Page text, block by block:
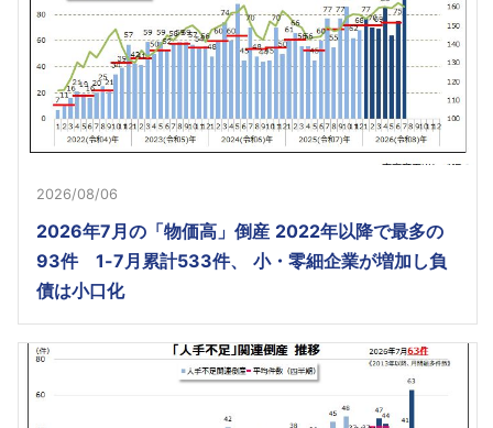
2026/08/06
2026年7月の「物価高」倒産 2022年以降で最多の
93件 1-7月累計533件、 小・零細企業が増加し負
債は小口化